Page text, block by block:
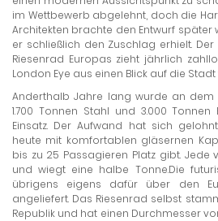
im Wettbewerb abgelehnt, doch die
Architekten brachte den Entwurf später
er schließlich den Zuschlag erhielt.
Riesenrad Europas zieht jährlich
London Eye aus einen Blick auf die
Anderthalb Jahre lang wurde an
1.700 Tonnen Stahl und 3.000
Einsatz. Der Aufwand hat sich
heute mit komfortablen gläsernen
bis zu 25 Passagieren Platz gibt. Jede
und wiegt eine halbe Tonne.Die
übrigens eigens dafür über den
angeliefert. Das Riesenrad selbst
Republik und hat einen Durchmesser